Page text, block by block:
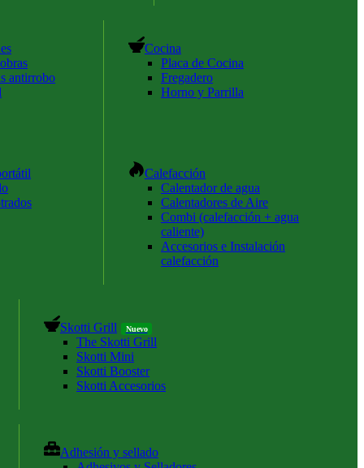
antirrobo
Cocina
Placa de Cocina
Fregadero
Horno y Parrilla
Calefacción
Calentador de agua
Calentadores de Aire
Combi (calefacción + agua
caliente)
Accesorios e Instalación
calefacción
Skotti Grill Nuevo
The Skotti Grill
Skotti Mini
Skotti Booster
Skotti Accesorios
Adhesión y sellado